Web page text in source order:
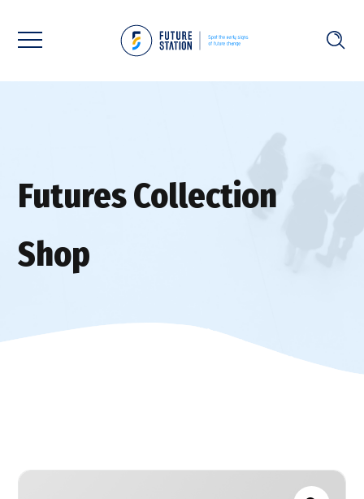
Futures Collection
Shop